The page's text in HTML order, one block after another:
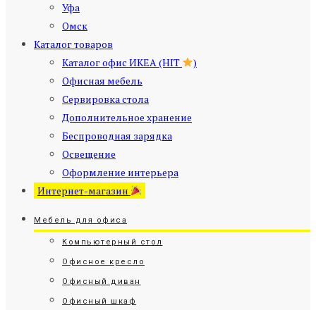
Уфа
Омск
Каталог товаров
Каталог офис ИКЕА (HIT
)
Офисная мебель
Сервировка стола
Дополнительное хранение
Беспроводная зарядка
Освещение
Оформление интерьера
Интернет-магазин
Мебель для офиса
Компьютерный стол
Офисное кресло
Офисный диван
Офисный шкаф